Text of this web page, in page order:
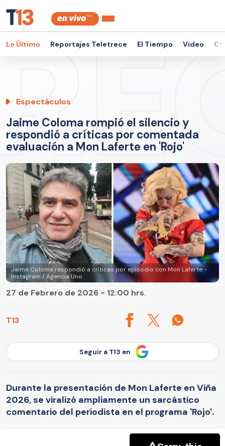
Lo Último Reportajes Teletrece El Tiempo Video
Espectáculos
Jaime Coloma rompió el silencio y
respondió a críticas por comentada
evaluación a Mon Laferte en 'Rojo'
Jaime Coloma respondió a críticas por episodio con Mon Laferte -
Instagram / Agencia Uno
T13
27 de Febrero de 2026 - 12:00 hrs.
Seguir a T13 en
Durante la presentación de Mon Laferte en Viña
2026, se viralizó ampliamente un sarcástico
comentario del periodista en el programa 'Rojo'.